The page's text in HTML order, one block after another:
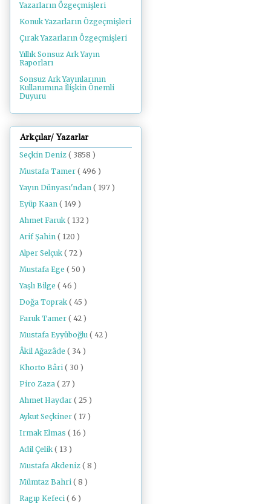
Yazarların Özgeçmişleri
Konuk Yazarların Özgeçmişleri
Çırak Yazarların Özgeçmişleri
Yıllık Sonsuz Ark Yayın
Raporları
Sonsuz Ark Yayınlarının
Kullanımına İlişkin Önemli
Duyuru
Arkçılar/ Yazarlar
Seçkin Deniz ( 3858 )
Mustafa Tamer ( 496 )
Yayın Dünyası'ndan ( 197 )
Eyüp Kaan ( 149 )
Ahmet Faruk ( 132 )
Arif Şahin ( 120 )
Alper Selçuk ( 72 )
Mustafa Ege ( 50 )
Yaşlı Bilge ( 46 )
Doğa Toprak ( 45 )
Faruk Tamer ( 42 )
Mustafa Eyyüboğlu ( 42 )
Âkil Ağazâde ( 34 )
Khorto Bâri ( 30 )
Piro Zaza ( 27 )
Ahmet Haydar ( 25 )
Aykut Seçkiner ( 17 )
Irmak Elmas ( 16 )
Adil Çelik ( 13 )
Mustafa Akdeniz ( 8 )
Mümtaz Bahri ( 8 )
Ragıp Kefeci ( 6 )